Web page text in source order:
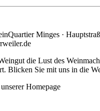
Minges ·
die Lust des
Blicken Sie mit uns in die
Homepage